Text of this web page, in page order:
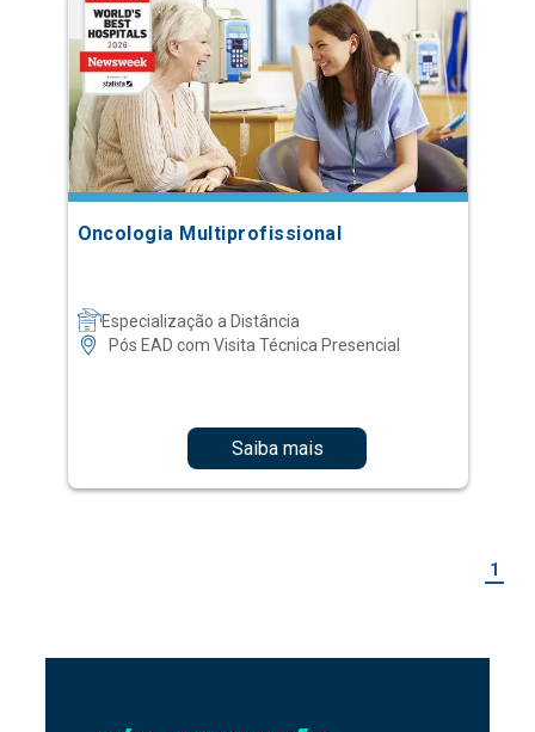
Oncologia Multiprofissional
Especialização a Distância
Pós EAD com Visita Técnica Presencial
Saiba mais
1